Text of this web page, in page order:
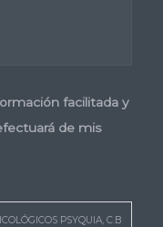
facilitada y
de mis
PSYQUIA, C.B